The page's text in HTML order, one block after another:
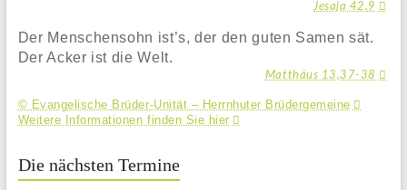
Jesaja 42,9
Der Menschensohn ist’s, der den guten Samen sät.
Der Acker ist die Welt.
Matthäus 13,37-38
© Evangelische Brüder-Unität – Herrnhuter Brüdergemeine
Weitere Informationen finden Sie hier
Die nächsten Termine